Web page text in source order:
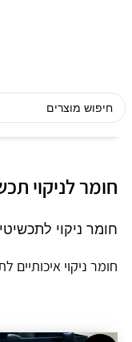
חומר לניקוי
חומר ניקוי
חומר ניקוי איכותיים